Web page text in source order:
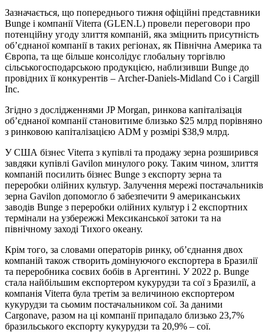
Зазначається, що попереднього тижня офіційні представники
Bunge і компанії Viterra (GLEN.L) провели переговори про
потенційну угоду злиття компаній, яка зміцнить присутність
об’єднаної компанії в таких регіонах, як Північна Америка та
Європа, та ще більше консолідує глобальну торгівлю
сільськогосподарською продукцією, наблизивши Bunge до
провідних її конкурентів – Archer-Daniels-Midland Co і Cargill
Inc.
Згідно з дослідженнями JP Morgan, ринкова капіталізація
об’єднаної компанії становитиме близько $25 млрд порівняно
з ринковою капіталізацією ADM у розмірі $38,9 млрд.
У США бізнес Viterra з купівлі та продажу зерна розширився
завдяки купівлі Gavilon минулого року. Таким чином, злиття
компаній посилить бізнес Bunge з експорту зерна та
переробки олійних культур. Залучення мережі постачальників
зерна Gavilon допомогло б забезпечити 9 американських
заводів Bunge з переробки олійних культур і 2 експортних
термінали на узбережжі Мексиканської затоки та на
північному заході Тихого океану.
Крім того, за словами операторів ринку, об’єднання двох
компаній також створить домінуючого експортера в Бразилії
та переробника соєвих бобів в Аргентині. У 2022 р. Bunge
стала найбільшим експортером кукурудзи та сої з Бразилії, а
компанія Viterra була третім за величиною експортером
кукурудзи та сьомим постачальником сої. За даними
Cargonave, разом на ці компанії припадало близько 23,7%
бразильського експорту кукурудзи та 20,9% – сої.